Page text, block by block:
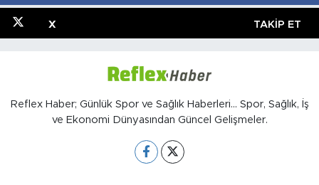
X TAKIP ET
Reflex Haber; Günlük Spor ve Sağlık Haberleri... Spor, Sağlık, İş
ve Ekonomi Dünyasından Güncel Gelişmeler.